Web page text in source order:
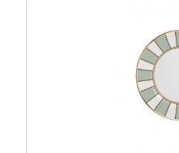
Sempre ativado
Cookies Não